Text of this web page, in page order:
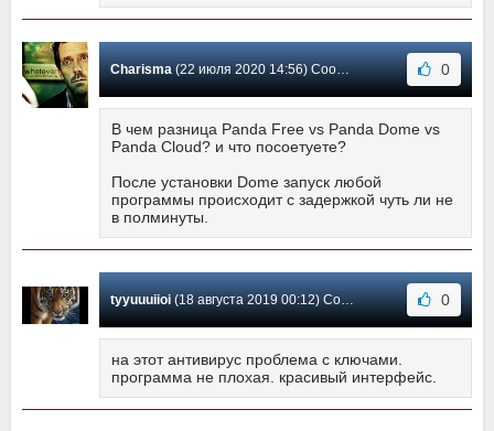
Charisma(22 июля 2020 14:56) Сообщение #144 0
В чем разница Panda Free vs Panda Dome vs
Panda Cloud? и что посоетуете?
После установки Dome запуск любой
программы происходит с задержкой чуть ли не
в полминуты.
tyyuuuiioi(18 августа 2019 00:12) Сообщение #143 0
на этот антивирус проблема с ключами.
программа не плохая. красивый интерфейс.